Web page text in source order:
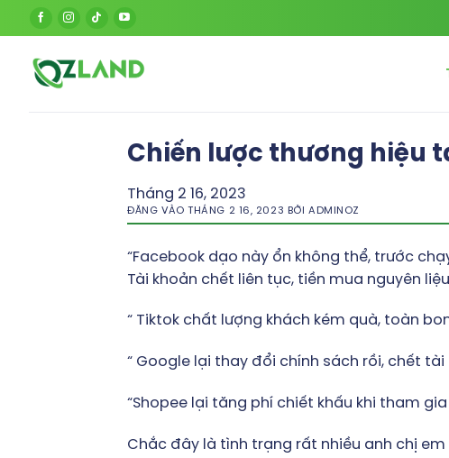
qua
dung
Chiến lược thương hiệu
Tháng 2 16, 2023
ĐĂNG VÀOTHÁNG 2 16, 2023 BỞI ADMINOZ
“Facebook dạo này ổn không thể, trước
Tài khoản chết liên tục, tiền mua nguyên
“ Tiktok chất lượng khách kém quà, toàn
“ Google lại thay đổi chính sách rồi, chết tài
“Shopee lại tăng phí chiết khấu khi tham
Chắc đây là tình trạng rất nhiều anh chị